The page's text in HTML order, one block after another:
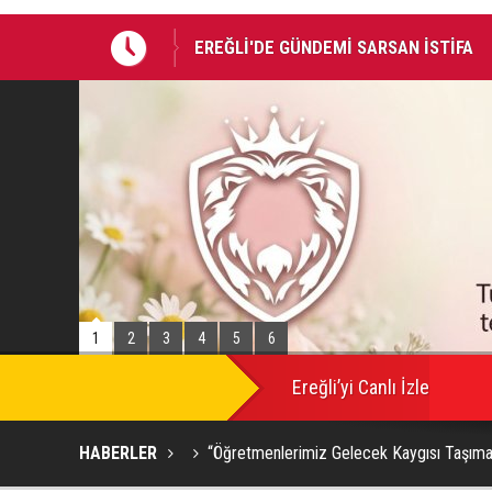
EREĞLİ'DE GÜNDEMİ SARSAN İSTİFA
Takla atan otomobildeki Bedirhan öldü,
1 2 3 4 5 6
Ereğli’yi Canlı İzle
HABERLER “Öğretmenlerimiz Gelecek Kaygısı